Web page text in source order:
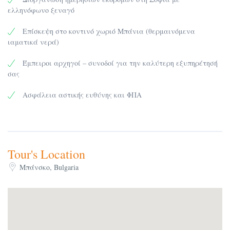
αναμνήσεις:2109241555
πραγματοποιείται χριστουγεννιάτικο gala dinner
ελληνόφωνο ξεναγό
Επίσκεψη στο κοντινό χωριό Μπάνια (θερμαινόμενα
ιαματικά νερά)
Έμπειροι αρχηγοί – συνοδοί για την καλύτερη εξυπηρέτησή
σας
Ασφάλεια αστικής ευθύνης και ΦΠΑ
Tour's Location
Μπάνσκο, Bulgaria